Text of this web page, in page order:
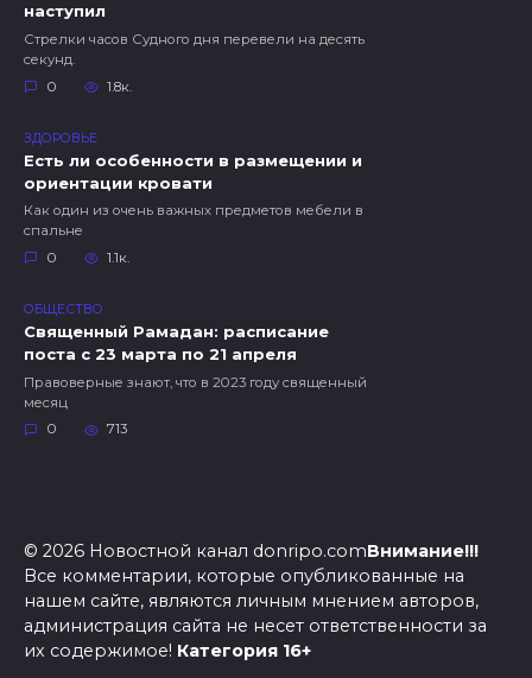
наступил
Стрелки часов Судного дня перевели на десять
секунд.
0
1.8к.
ЗДОРОВЬЕ
Есть ли особенности в размещении и
ориентации кровати
Как один из очень важных предметов мебели в
спальне
0
1.1к.
ОБЩЕСТВО
Священный Рамадан: расписание
поста с 23 марта по 21 апреля
Правоверные знают, что в 2023 году священный
месяц
0
713
© 2026 Новостной канал donripo.comВнимание!!!
Все комментарии, которые опубликованные на
нашем сайте, являются личным мнением авторов,
администрация сайта не несет ответственности за
их содержимое! Категория 16+